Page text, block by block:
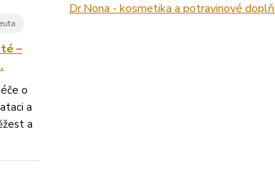
–
o
a
a
Dr.Nona - kosmetika a potravinové